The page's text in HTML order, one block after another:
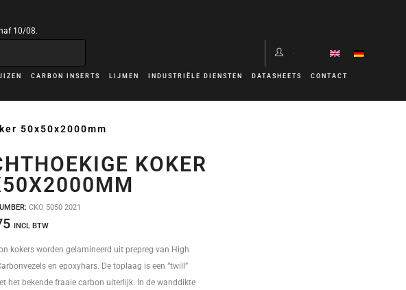
10/08.
CARBON INSERTS LIJMEN INDUSTRIËLE DIENSTEN DATASHEETS CONTACT
50x50x2000mm
KOKER
CKO 5050 2021
INCL BTW
kokers worden gelamineerd uit prepreg van High
en epoxyhars. De toplaag is een “twill”
het bekende fraaie carbon uiterlijk. In de wanddikte